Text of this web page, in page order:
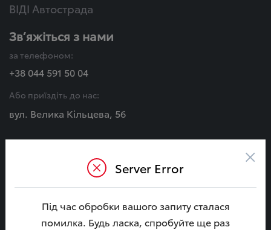
ВІДІ Автострада
Зв’яжіться з нами
за телефоном:
+38 044 591 50 04
Або приїздіть до нас:
вул. Велика Кільцева, 56
Графік роботи:
Нд:
09:00 - 18:00
Server Error ×
Під час обробки вашого запиту сталася
помилка. Будь ласка, спробуйте ще раз